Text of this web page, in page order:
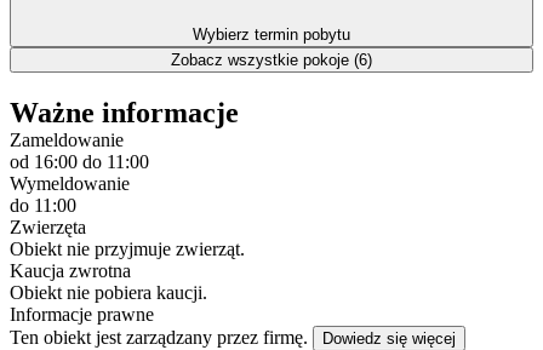
Wybierz termin pobytu
Zobacz wszystkie pokoje (6)
Ważne informacje
Zameldowanie
od 16:00 do 11:00
Wymeldowanie
do 11:00
Zwierzęta
Obiekt nie przyjmuje zwierząt.
Kaucja zwrotna
Obiekt nie pobiera kaucji.
Informacje prawne
Ten obiekt jest zarządzany przez firmę.
Dowiedz się więcej